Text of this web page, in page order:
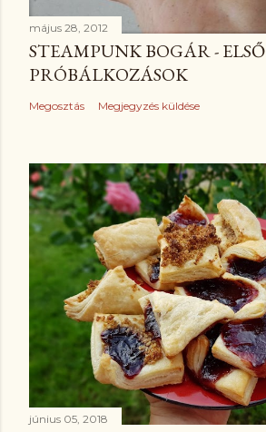
május 28, 2012
STEAMPUNK BOGÁR - ELSŐ
PRÓBÁLKOZÁSOK
Megosztás Megjegyzés küldése
június 05, 2018